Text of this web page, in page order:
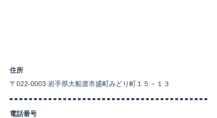
住所
〒022-0003 岩手県大船渡市盛町みどり町１５－１３
電話番号